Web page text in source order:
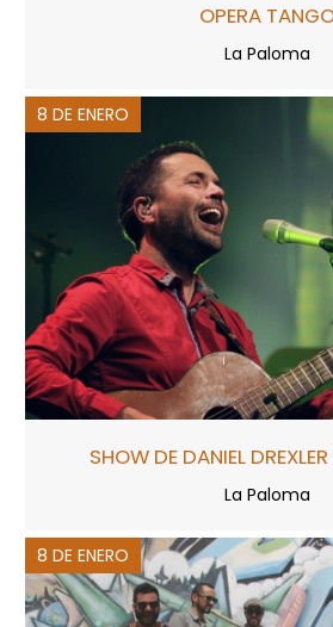
OPERA
La Paloma
8 DE ENERO
SHOW DE DANIEL
La Paloma
8 DE ENERO